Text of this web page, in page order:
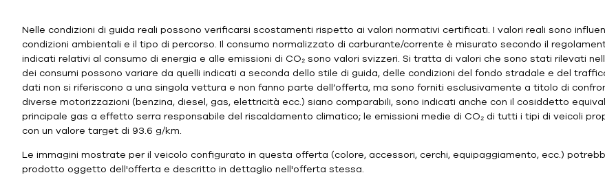
Nelle condizioni di guida reali possono verificarsi scostamenti rispetto ai valori normativi certificati. I valori reali sono
condizioni ambientali e il tipo di percorso. Il consumo normalizzato di carburante/corrente è misurato secondo il
indicati relativi al consumo di energia e alle emissioni di CO₂ sono valori svizzeri. Si tratta di valori che sono stati rilevati
dei consumi possono variare da quelli indicati a seconda dello stile di guida, delle condizioni del fondo stradale e del
dati non si riferiscono a una singola vettura e non fanno parte dell’offerta, ma sono forniti esclusivamente a titolo di
diverse motorizzazioni (benzina, diesel, gas, elettricità ecc.) siano comparabili, sono indicati anche con il cosiddetto
principale gas a effetto serra responsabile del riscaldamento climatico; le emissioni medie di CO₂ di tutti i tipi di veicoli
con un valore target di 93.6 g/km.
Le immagini mostrate per il veicolo configurato in questa offerta (colore, accessori, cerchi, equipaggiamento, ecc.)
prodotto oggetto dell'offerta e descritto in dettaglio nell'offerta stessa.